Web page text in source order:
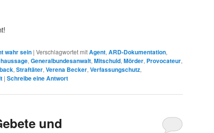
wahr sein | Verschlagwortet mitAgent, ARD-Dokumentation,
, Generalbundesanwalt, Mitschuld, Mörder, Provocateur,
, Straftäter, Verena Becker, Verfassungschutz,
| Schreibe eine Antwort
und